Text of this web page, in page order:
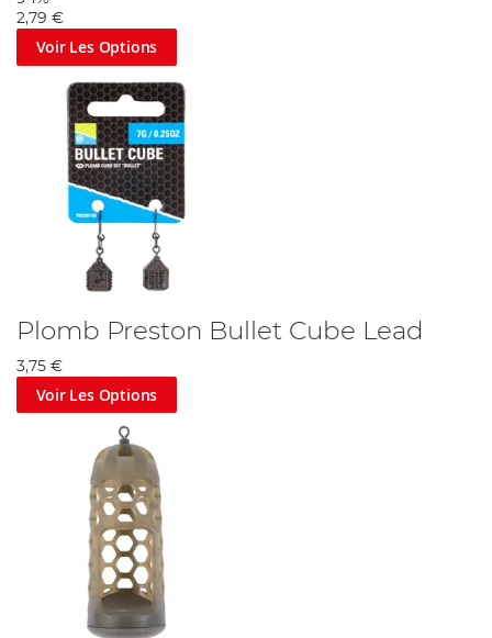
2,79 €
Voir Les Options
Plomb Preston Bullet Cube Lead
3,75 €
Voir Les Options